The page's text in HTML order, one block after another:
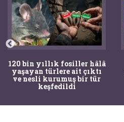
120 bin yıllık fosiller hâlâ
yaşayan türlere ait çıktı
ve nesli kurumuş bir tür
keşfedildi